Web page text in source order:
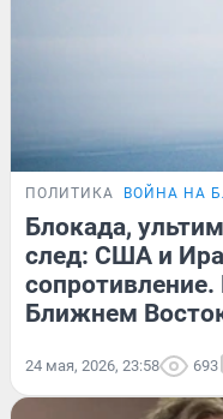
ПОЛИТИКА ВОЙНА НА
Блокада,
след: США и
сопротивление.
Ближнем
24 мая, 2026, 23:58 693